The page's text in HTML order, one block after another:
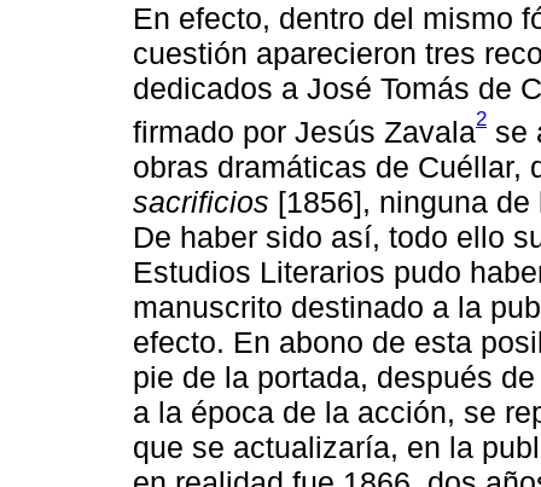
En efecto, dentro del mismo
cuestión aparecieron tres
dedicados a José Tomás de
firmado por Jesús Zavala2 se
obras dramáticas de Cuéllar,
sacrificios [1856], ninguna de
De haber sido así, todo ello
Estudios Literarios pudo
manuscrito destinado a la
efecto. En abono de esta
pie de la portada, después
a la época de la acción, se
que se actualizaría, en la